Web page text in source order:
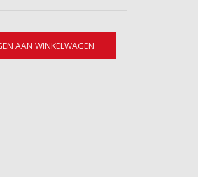
AAN WINKELWAGEN